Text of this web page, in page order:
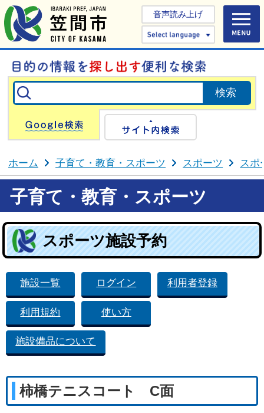
音声読み上げ
Select
Google検索
ホーム 子育て・教育・スポーツ スポーツ スポ
子育て・教育・スポーツ
スポーツ施設予約
施設一覧 ログイン 利用者登録
利用規約 使い方
施設備品について
柿橋テニスコート C面